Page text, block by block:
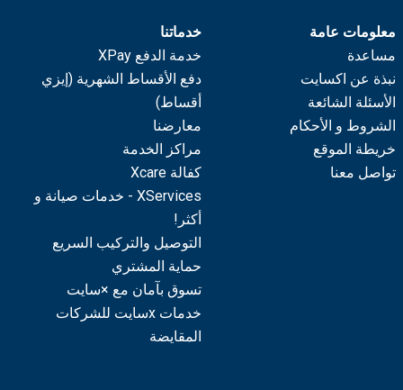
معلومات عامة
مساعدة
نبذة عن اكسايت
الأسئلة الشائعة
الشروط و الأحكام
خريطة الموقع
تواصل معنا
خدماتنا
خدمة الدفع XPay
دفع الأقساط الشهرية (إيزي
أقساط)
معارضنا
مراكز الخدمة
كفالة Xcare
XServices - خدمات صيانة و
أكثر!
التوصيل والتركيب السريع
حماية المشتري
تسوق بآمان مع ×سايت
خدمات xسايت للشركات
المقايضة